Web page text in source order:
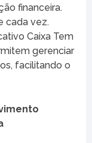
financeira.
cada vez.
Caixa Tem
gerenciar
facilitando o